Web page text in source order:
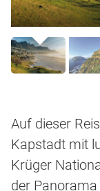
Auf dieser
Kapstadt mit
Krüger
der